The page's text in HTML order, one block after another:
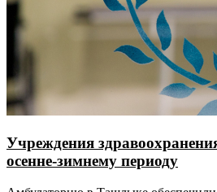
Учреждения
осенне-зимнему периоду